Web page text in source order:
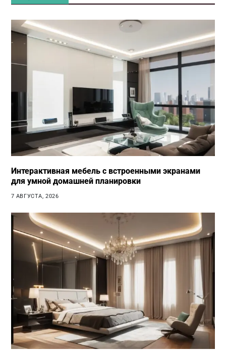
Интерактивная мебель с встроенными экранами
для умной домашней планировки
7 АВГУСТА, 2026